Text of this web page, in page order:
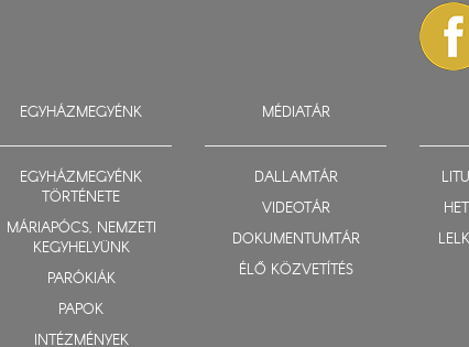
EGYHÁZMEGYÉNK
EGYHÁZMEGYÉNK
TÖRTÉNETE
MÁRIAPÓCS, NEMZETI
KEGYHELYÜNK
PARÓKIÁK
PAPOK
INTÉZMÉNYEK
MÉDIATÁR
DALLAMTÁR
VIDEOTÁR
DOKUMENTUMTÁR
ÉLŐ KÖZVETÍTÉS